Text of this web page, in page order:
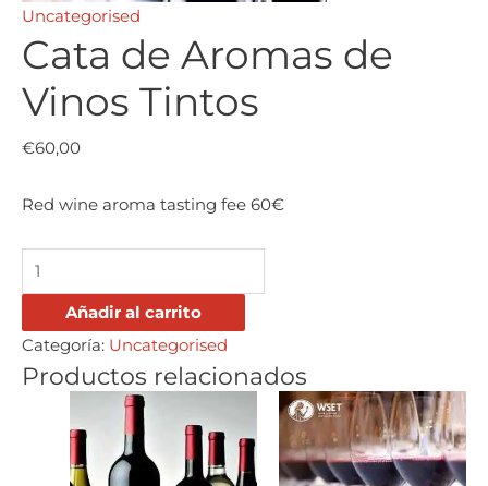
Uncategorised
Cata de Aromas de
Vinos Tintos
€60,00
Red wine aroma tasting fee 60€
Añadir al carrito
Categoría: Uncategorised
Productos relacionados